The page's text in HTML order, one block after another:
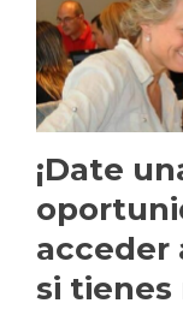
¡Date
acceder
si tienes